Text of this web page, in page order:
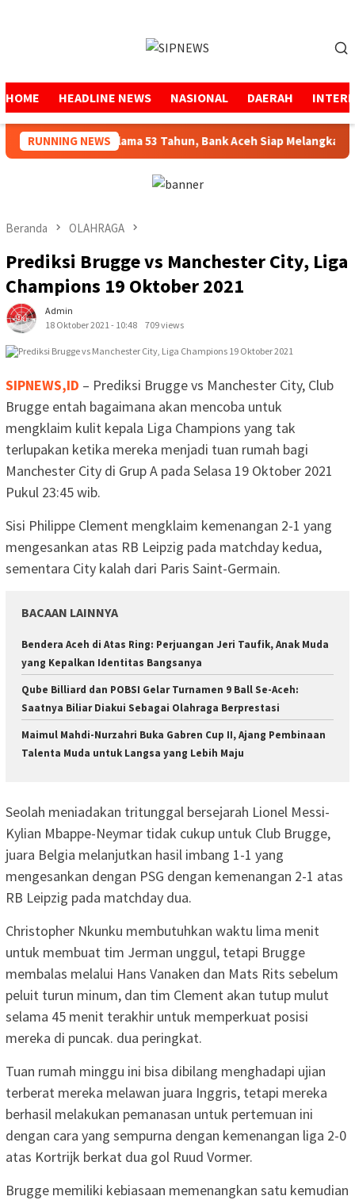
HOME HEADLINE NEWS NASIONAL DAERAH
RUNNING NEWS
Amanah Selama 53 Tahun, Bank Aceh Siap Melangkah Lebih
Beranda OLAHRAGA
Prediksi Brugge vs Manchester City, Liga
Champions 19 Oktober 2021
Admin
18 Oktober 2021 - 10:48
709 views
SIPNEWS,ID – Prediksi Brugge vs Manchester City, Club
Brugge entah bagaimana akan mencoba untuk
mengklaim kulit kepala Liga Champions yang tak
terlupakan ketika mereka menjadi tuan rumah bagi
Manchester City di Grup A pada Selasa 19 Oktober 2021
Pukul 23:45 wib.
Sisi Philippe Clement mengklaim kemenangan 2-1 yang
mengesankan atas RB Leipzig pada matchday kedua,
sementara City kalah dari Paris Saint-Germain.
BACAAN LAINNYA
Bendera Aceh di Atas Ring: Perjuangan Jeri Taufik, Anak Muda
yang Kepalkan Identitas Bangsanya
Qube Billiard dan POBSI Gelar Turnamen 9 Ball Se-Aceh:
Saatnya Biliar Diakui Sebagai Olahraga Berprestasi
Maimul Mahdi-Nurzahri Buka Gabren Cup II, Ajang Pembinaan
Talenta Muda untuk Langsa yang Lebih Maju
Seolah meniadakan tritunggal bersejarah Lionel Messi-
Kylian Mbappe-Neymar tidak cukup untuk Club Brugge,
juara Belgia melanjutkan hasil imbang 1-1 yang
mengesankan dengan PSG dengan kemenangan 2-1 atas
RB Leipzig pada matchday dua.
Christopher Nkunku membutuhkan waktu lima menit
untuk membuat tim Jerman unggul, tetapi Brugge
membalas melalui Hans Vanaken dan Mats Rits sebelum
peluit turun minum, dan tim Clement akan tutup mulut
selama 45 menit terakhir untuk memperkuat posisi
mereka di puncak. dua peringkat.
Tuan rumah minggu ini bisa dibilang menghadapi ujian
terberat mereka melawan juara Inggris, tetapi mereka
berhasil melakukan pemanasan untuk pertemuan ini
dengan cara yang sempurna dengan kemenangan liga 2-0
atas Kortrijk berkat dua gol Ruud Vormer.
Brugge memiliki kebiasaan memenangkan satu kemudian